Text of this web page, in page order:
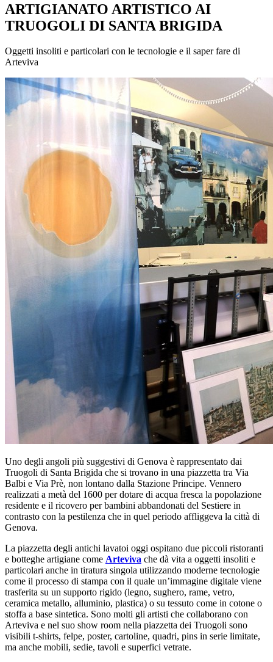
ARTIGIANATO ARTISTICO AI
TRUOGOLI DI SANTA BRIGIDA
Oggetti insoliti e particolari con le tecnologie e il saper fare di
Arteviva
Uno degli angoli più suggestivi di Genova è rappresentato dai
Truogoli di Santa Brigida che si trovano in una piazzetta tra Via
Balbi e Via Prè, non lontano dalla Stazione Principe. Vennero
realizzati a metà del 1600 per dotare di acqua fresca la popolazione
residente e il ricovero per bambini abbandonati del Sestiere in
contrasto con la pestilenza che in quel periodo affliggeva la città di
Genova.
La piazzetta degli antichi lavatoi oggi ospitano due piccoli ristoranti
e botteghe artigiane come Arteviva che dà vita a oggetti insoliti e
particolari anche in tiratura singola utilizzando moderne tecnologie
come il processo di stampa con il quale un’immagine digitale viene
trasferita su un supporto rigido (legno, sughero, rame, vetro,
ceramica metallo, alluminio, plastica) o su tessuto come in cotone o
stoffa a base sintetica. Sono molti gli artisti che collaborano con
Arteviva e nel suo show room nella piazzetta dei Truogoli sono
visibili t-shirts, felpe, poster, cartoline, quadri, pins in serie limitate,
ma anche mobili, sedie, tavoli e superfici vetrate.